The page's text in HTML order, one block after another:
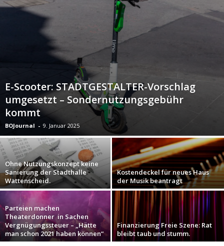
E-Scooter: STADTGESTALTER-Vorschlag
umgesetzt – Sondernutzungsgebühr
kommt
BOJournal - 9. Januar 2025
Ohne Nutzungskonzept keine
Sanierung der Stadthalle
Wattenscheid.
Kostendeckel für neues Haus
der Musik beantragt
Parteien machen
Theaterdonner in Sachen
Vergnügungssteuer – „Hätte
man schon 2021 haben können“
Finanzierung Freie Szene: Rat
bleibt taub und stumm.